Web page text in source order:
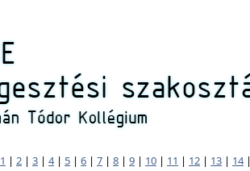
1 | 2 | 3 | 4| 5 | 6 | 7 | 8 | 9 | 10 | 11 | 12 | 13 | 14|